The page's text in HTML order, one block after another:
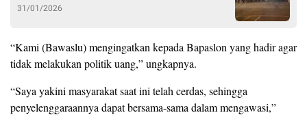
31/01/2026
“Kami (Bawaslu) mengingatkan kepada Bapaslon yang hadir agar
tidak melakukan politik uang,” ungkapnya.
“Saya yakini masyarakat saat ini telah cerdas, sehingga
penyelenggaraannya dapat bersama-sama dalam mengawasi,”